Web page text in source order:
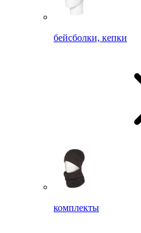
бейсболки, кепки
комплекты